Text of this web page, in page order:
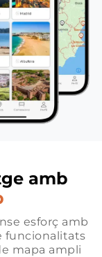
amb
esforç amb
funcionalitats
mapa ampli